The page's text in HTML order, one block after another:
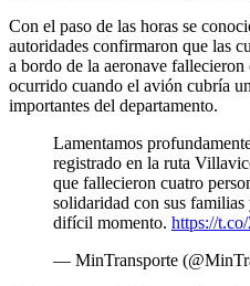
Con el paso de las horas se
autoridades confirmaron que las
a bordo de la aeronave
ocurrido cuando el avión cubría
importantes del departamento.
Lamentamos
registrado en la ruta
que fallecieron cuatro
solidaridad con sus familias
difícil momento. https://
— MinTransporte